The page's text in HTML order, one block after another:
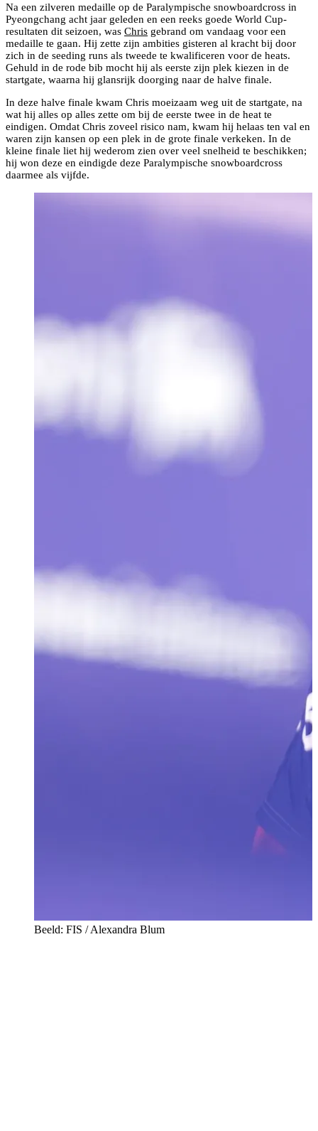
Na een zilveren medaille op de Paralympische snowboardcross in
Pyeongchang acht jaar geleden en een reeks goede World Cup-
resultaten dit seizoen, was Chris gebrand om vandaag voor een
medaille te gaan. Hij zette zijn ambities gisteren al kracht bij door
zich in de seeding runs als tweede te kwalificeren voor de heats.
Gehuld in de rode bib mocht hij als eerste zijn plek kiezen in de
startgate, waarna hij glansrijk doorging naar de halve finale.
In deze halve finale kwam Chris moeizaam weg uit de startgate, na
wat hij alles op alles zette om bij de eerste twee in de heat te
eindigen. Omdat Chris zoveel risico nam, kwam hij helaas ten val en
waren zijn kansen op een plek in de grote finale verkeken. In de
kleine finale liet hij wederom zien over veel snelheid te beschikken;
hij won deze en eindigde deze Paralympische snowboardcross
daarmee als vijfde.
Beeld: FIS / Alexandra Blum